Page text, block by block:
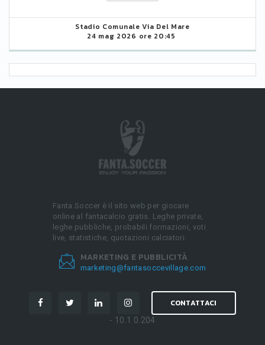
Stadio Comunale Via Del Mare
24 mag 2026 ore 20:45
Fanta.Soccer è il sito web per giocare
online al fantacalcio gratis. Leghe private,
leghe pubbliche, probabili formazioni, voti
live, statistiche, quotazioni calciatori.
MARKETING E PUBBLICITÀ
marketing@fantasoccevillage.com
CONTATTACI
- 10.1.0.204